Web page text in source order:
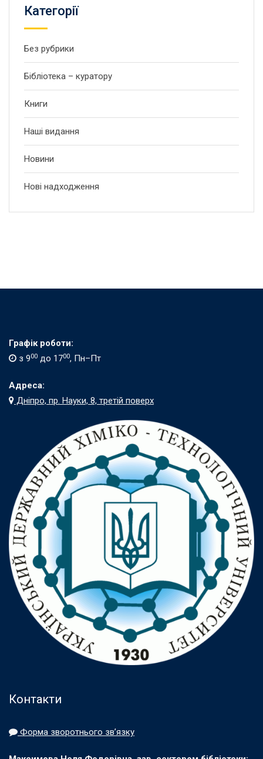
Категорії
Без рубрики
Бібліотека – куратору
Книги
Наші видання
Новини
Нові надходження
Графік роботи:
з 900 до 1700, Пн–Пт
Адреса:
Дніпро, пр. Науки, 8, третій поверх
Контакти
Форма зворотнього зв’язку